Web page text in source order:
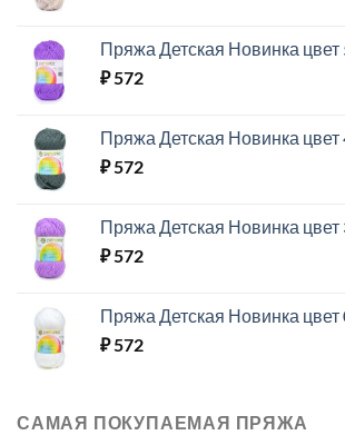
Пряжа Детская Новинка
₽572
Пряжа Детская Новинка
₽572
Пряжа Детская Новинка
₽572
Пряжа Детская Новинка
₽572
САМАЯ ПОКУПАЕМАЯ ПРЯЖА